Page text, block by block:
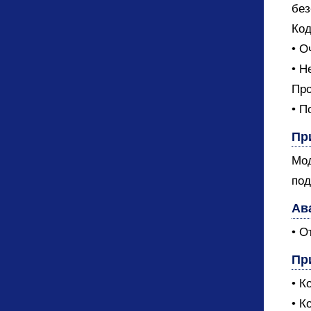
•
•
•
•
•
•